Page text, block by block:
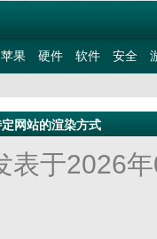
苹果 硬件 软件 安全
网站的渲染方式
表于2026